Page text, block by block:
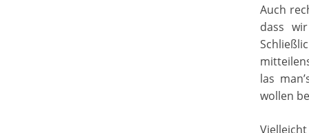
Auch
dass
las
wollen